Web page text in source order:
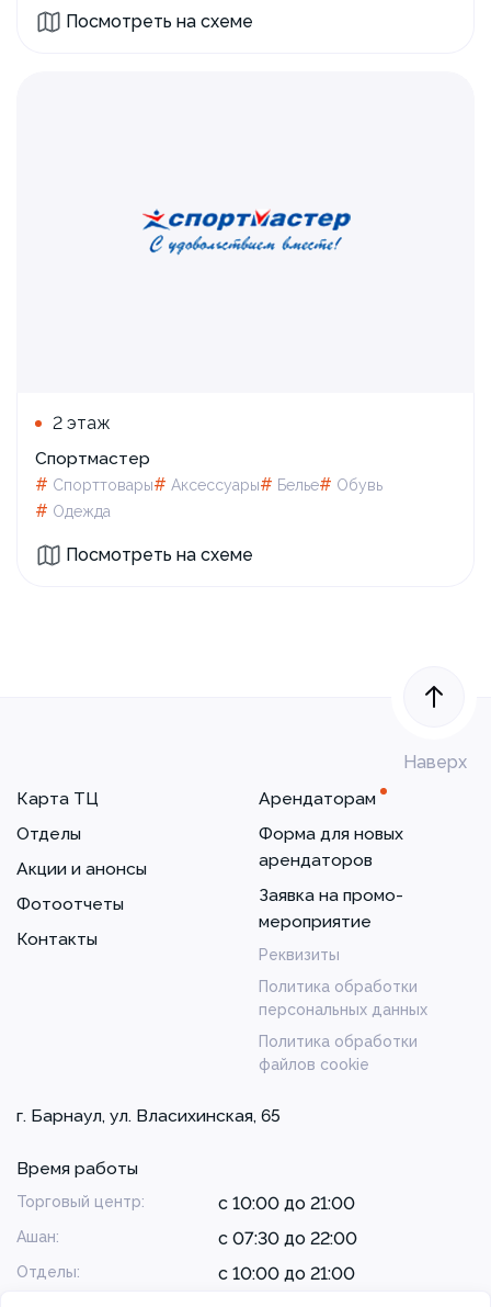
Посмотреть на схеме
2 этаж
Спортмастер
# Спорттовары# Аксессуары# Белье# Обувь
# Одежда
Посмотреть на схеме
Наверх
Карта ТЦ
Отделы
Акции и анонсы
Фотоотчеты
Контакты
Арендаторам
Форма для новых
арендаторов
Заявка на промо-
мероприятие
Реквизиты
Политика обработки
персональных данных
Политика обработки
файлов cookie
г. Барнаул, ул. Власихинская, 65
Время работы
Торговый центр: с 10:00 до 21:00
Ашан: с 07:30 до 22:00
Отделы: с 10:00 до 21:00